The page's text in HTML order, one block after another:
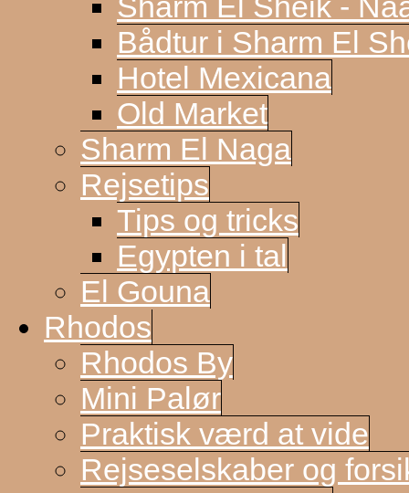
Bådtur i Sharm El
Hotel Mexicana
Old Market
Sharm El Naga
Rejsetips
Tips og tricks
Egypten i tal
El Gouna
Rhodos
Rhodos By
Mini Palør
Praktisk værd at vide
Rejseselskaber og